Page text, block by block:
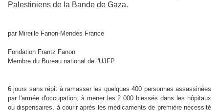
Palestiniens de la Bande de Gaza.
par Mireille Fanon-Mendes France
Fondation Frantz Fanon
Membre du Bureau national de l'UJFP
6 jours sans répit à ramasser les quelques 400 personnes assassinées
par l'armée d'occupation, à mener les 2 000 blessés dans les hôpitaux
ou dispensaires, à courir après les médicaments de première nécessité